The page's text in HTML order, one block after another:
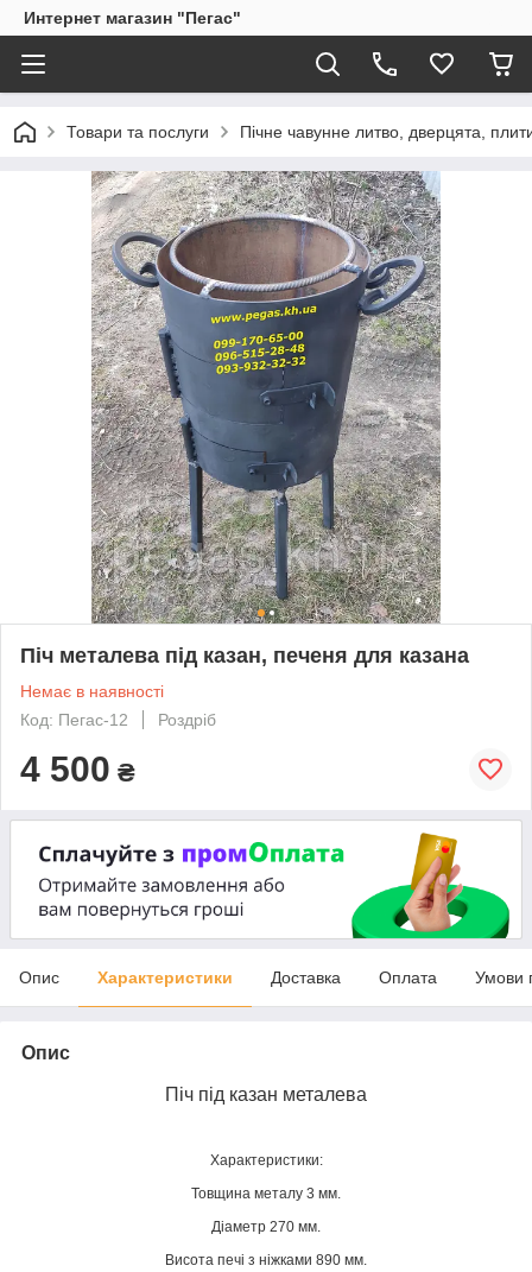
Интернет магазин "Пегас"
Товари та послуги Пічне чавунне литво, дверцята,
Піч металева під казан, печеня для казана
Немає в наявності
Код: Пегас-12
Роздріб
4 500 ₴
Опис Характеристики Доставка Оплата Умови
Опис
Піч під казан металева
Характеристики:
Товщина металу 3 мм.
Діаметр 270 мм.
Висота печі з ніжками 890 мм.